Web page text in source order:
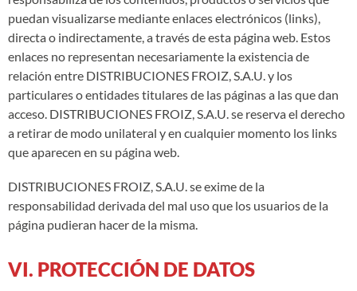
puedan visualizarse mediante enlaces electrónicos (links),
directa o indirectamente, a través de esta página web. Estos
enlaces no representan necesariamente la existencia de
relación entre DISTRIBUCIONES FROIZ, S.A.U. y los
particulares o entidades titulares de las páginas a las que dan
acceso. DISTRIBUCIONES FROIZ, S.A.U. se reserva el derecho
a retirar de modo unilateral y en cualquier momento los links
que aparecen en su página web.
DISTRIBUCIONES FROIZ, S.A.U. se exime de la
responsabilidad derivada del mal uso que los usuarios de la
página pudieran hacer de la misma.
VI. PROTECCIÓN DE DATOS